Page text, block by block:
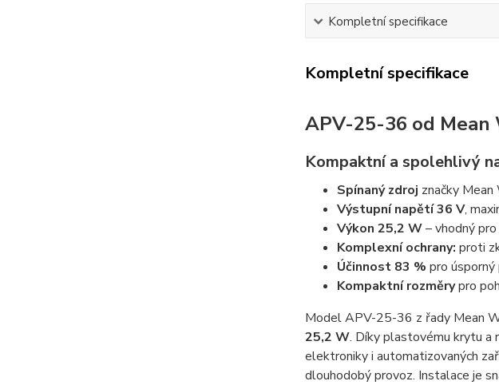
Kompletní specifikace
Kompletní specifikace
APV-25-36 od Mean
Kompaktní a spolehlivý
Spínaný zdroj značky
Výstupní napětí 36 V,
Výkon 25,2 W– vhodný
Komplexní ochrany: proti
Účinnost 83 % pro úsporný
Kompaktní rozměrypro
Model APV-25-36 z řady Mean
25,2 W. Díky plastovému krytu a
elektroniky i automatizovaných
dlouhodobý provoz. Instalace je